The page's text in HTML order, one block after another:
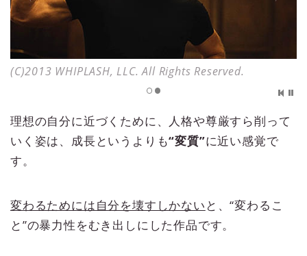
(C)2013 WHIPLASH, LLC. All Rights Reserved.
理想の自分に近づくために、人格や尊厳すら削って
いく姿は、成長というよりも“変質”に近い感覚で
す。
変わるためには自分を壊すしかない と、“変わるこ
と”の暴力性をむき出しにした作品です。